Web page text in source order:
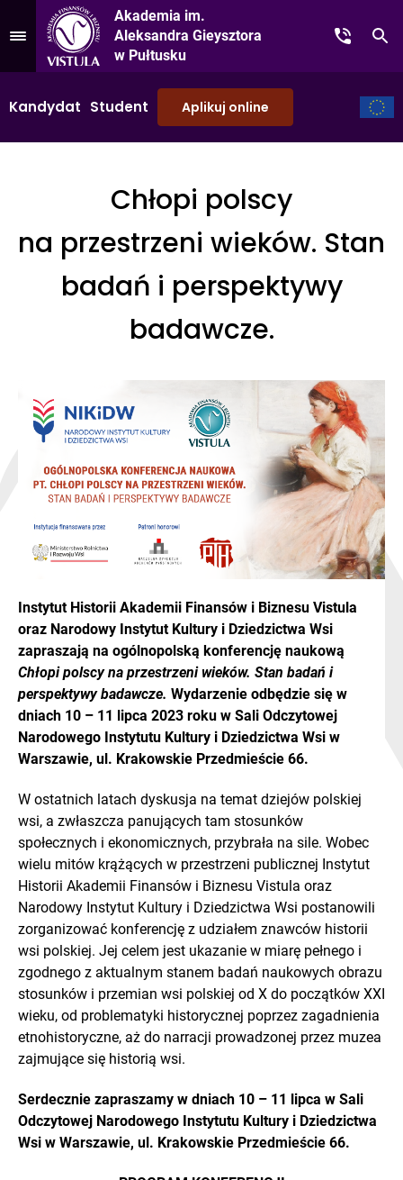
Przejdź do Menu
Akademia im.
Aleksandra Gieysztora
w Pułtusku
Kontakt
Kandydat Student Aplikuj online
Chłopi polscy
na przestrzeni wieków. Stan
badań i perspektywy
badawcze.
Instytut Historii Akademii Finansów i Biznesu Vistula
oraz Narodowy Instytut Kultury i Dziedzictwa Wsi
zapraszają na ogólnopolską konferencję naukową
Chłopi polscy na przestrzeni wieków. Stan badań i
perspektywy badawcze. Wydarzenie odbędzie się w
dniach 10 – 11 lipca 2023 roku w Sali Odczytowej
Narodowego Instytutu Kultury i Dziedzictwa Wsi w
Warszawie, ul. Krakowskie Przedmieście 66.
W ostatnich latach dyskusja na temat dziejów polskiej
wsi, a zwłaszcza panujących tam stosunków
społecznych i ekonomicznych, przybrała na sile. Wobec
wielu mitów krążących w przestrzeni publicznej Instytut
Historii Akademii Finansów i Biznesu Vistula oraz
Narodowy Instytut Kultury i Dziedzictwa Wsi postanowili
zorganizować konferencję z udziałem znawców historii
wsi polskiej. Jej celem jest ukazanie w miarę pełnego i
zgodnego z aktualnym stanem badań naukowych obrazu
stosunków i przemian wsi polskiej od X do początków XXI
wieku, od problematyki historycznej poprzez zagadnienia
etnohistoryczne, aż do narracji prowadzonej przez muzea
zajmujące się historią wsi.
Serdecznie zapraszamy w dniach 10 – 11 lipca w Sali
Odczytowej Narodowego Instytutu Kultury i Dziedzictwa
Wsi w Warszawie, ul. Krakowskie Przedmieście 66.